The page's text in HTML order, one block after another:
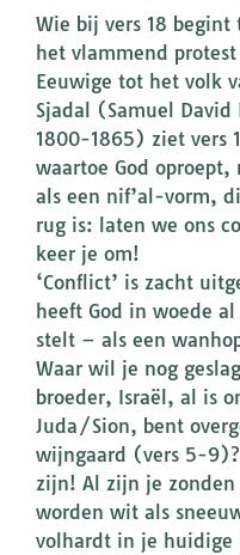
Wie bij vers 18
het vlammend
Eeuwige tot het volk
Sjadal (Samuel
1800-1865) ziet vers
waartoe God
als een nif’al-vorm,
rug is: laten we ons
keer je om!
‘Conflict’ is zacht
heeft God in woede
stelt – als een
Waar wil je nog
broeder, Israël, al is
Juda/Sion, bent
wijngaard (vers 5-
zijn! Al zijn je zonden
worden wit als
volhardt in je